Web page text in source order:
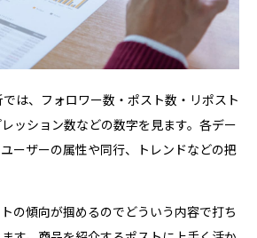
は、フォロワー数・ポスト数・リポスト
ッション数などの数字を見ます。各デー
ーザーの属性や同行、トレンドなどの把
の傾向が掴めるのでどういう内容で打ち